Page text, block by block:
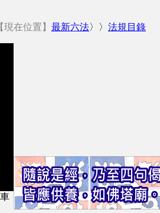
【現在位置】 最新六法〉〉 法規目錄